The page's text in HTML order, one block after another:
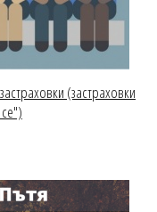
(застраховки